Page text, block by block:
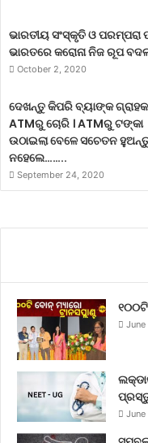
ଭାରତୀୟ ସଂସ୍କୃତି ଓ ପରମ୍ପରା
ଭାରତରେ କରୋନା ନିଜ ରୂପ
October 2, 2020
ଦେଖନ୍ତୁ କିପରି ବ୍ୟାଙ୍କ
ATMରୁ ଚୋରି । ATMରୁ ଟଙ୍କା
ଉଠାଇଲା ବେଳେ ସଚେତନ
ନହେଲେ……..
September 24, 2020